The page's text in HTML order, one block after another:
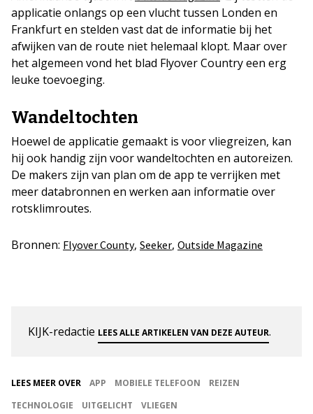
applicatie onlangs op een vlucht tussen Londen en
Frankfurt en stelden vast dat de informatie bij het
afwijken van de route niet helemaal klopt. Maar over
het algemeen vond het blad Flyover Country een erg
leuke toevoeging.
Wandeltochten
Hoewel de applicatie gemaakt is voor vliegreizen, kan
hij ook handig zijn voor wandeltochten en autoreizen.
De makers zijn van plan om de app te verrijken met
meer databronnen en werken aan informatie over
rotsklimroutes.
Bronnen: Flyover County, Seeker, Outside Magazine
KIJK-redactie LEES ALLE ARTIKELEN VAN DEZE AUTEUR.
LEES MEER OVER APP MOBIELE TELEFOON
REIZEN
TECHNOLOGIE
UITGELICHT VLIEGEN